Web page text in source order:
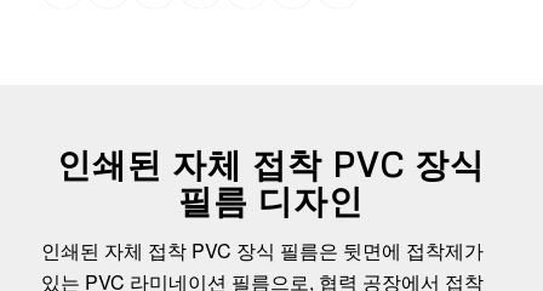
인쇄된 자체 접착 PVC 장식
필름 디자인
인쇄된 자체 접착 PVC 장식 필름은 뒷면에 접착제가
있는 PVC 라미네이션 필름으로, 협력 공장에서 접착